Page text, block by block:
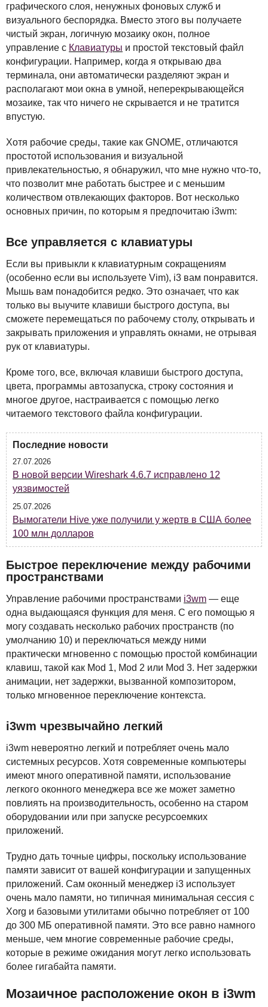
графического слоя, ненужных фоновых служб и
визуального беспорядка. Вместо этого вы получаете
чистый экран, логичную мозаику окон, полное
управление с Клавиатуры и простой текстовый файл
конфигурации. Например, когда я открываю два
терминала, они автоматически разделяют экран и
располагают мои окна в умной, неперекрывающейся
мозаике, так что ничего не скрывается и не тратится
впустую.
Хотя рабочие среды, такие как GNOME, отличаются
простотой использования и визуальной
привлекательностью, я обнаружил, что мне нужно что-то,
что позволит мне работать быстрее и с меньшим
количеством отвлекающих факторов. Вот несколько
основных причин, по которым я предпочитаю i3wm:
Все управляется с клавиатуры
Если вы привыкли к клавиатурным сокращениям
(особенно если вы используете Vim), i3 вам понравится.
Мышь вам понадобится редко. Это означает, что как
только вы выучите клавиши быстрого доступа, вы
сможете перемещаться по рабочему столу, открывать и
закрывать приложения и управлять окнами, не отрывая
рук от клавиатуры.
Кроме того, все, включая клавиши быстрого доступа,
цвета, программы автозапуска, строку состояния и
многое другое, настраивается с помощью легко
читаемого текстового файла конфигурации.
Последние новости
27.07.2026
В новой версии Wireshark 4.6.7 исправлено 12
уязвимостей
25.07.2026
Вымогатели Hive уже получили у жертв в США более
100 млн долларов
Быстрое переключение между рабочими
пространствами
Управление рабочими пространствами i3wm — еще
одна выдающаяся функция для меня. С его помощью я
могу создавать несколько рабочих пространств (по
умолчанию 10) и переключаться между ними
практически мгновенно с помощью простой комбинации
клавиш, такой как Mod 1, Mod 2 или Mod 3. Нет задержки
анимации, нет задержки, вызванной композитором,
только мгновенное переключение контекста.
i3wm чрезвычайно легкий
i3wm невероятно легкий и потребляет очень мало
системных ресурсов. Хотя современные компьютеры
имеют много оперативной памяти, использование
легкого оконного менеджера все же может заметно
повлиять на производительность, особенно на старом
оборудовании или при запуске ресурсоемких
приложений.
Трудно дать точные цифры, поскольку использование
памяти зависит от вашей конфигурации и запущенных
приложений. Сам оконный менеджер i3 использует
очень мало памяти, но типичная минимальная сессия с
Xorg и базовыми утилитами обычно потребляет от 100
до 300 МБ оперативной памяти. Это все равно намного
меньше, чем многие современные рабочие среды,
которые в режиме ожидания могут легко использовать
более гигабайта памяти.
Мозаичное расположение окон в i3wm